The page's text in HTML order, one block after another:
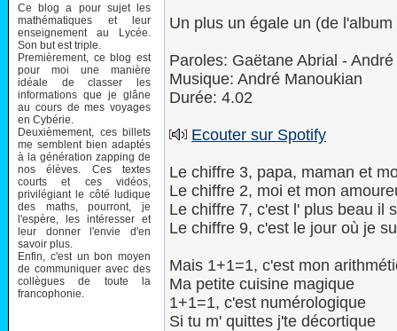
Ce blog a pour sujet les
mathématiques et leur
enseignement au Lycée.
Son but est triple.
Premièrement, ce blog est
pour moi une manière
idéale de classer les
informations que je glâne
au cours de mes voyages
en Cybérie.
Deuxièmement, ces billets
me semblent bien adaptés
à la génération zapping de
nos élèves. Ces textes
courts et ces vidéos,
privilégiant le côté ludique
des maths, pourront, je
l'espère, les intéresser et
leur donner l'envie d'en
savoir plus.
Enfin, c'est un bon moyen
de communiquer avec des
collègues de toute la
francophonie.
Un plus un égale un (de
Paroles: Gaëtane Abrial -
Musique: André Manoukian
Durée: 4.02
Ecouter sur Spotify
Le chiffre 3, papa, maman et
Le chiffre 2, moi et mon
Le chiffre 7, c'est l' plus beau il
Le chiffre 9, c'est le jour où je
Mais 1+1=1, c'est mon
Ma petite cuisine magique
1+1=1, c'est numérologique
Si tu m' quittes j'te décortique